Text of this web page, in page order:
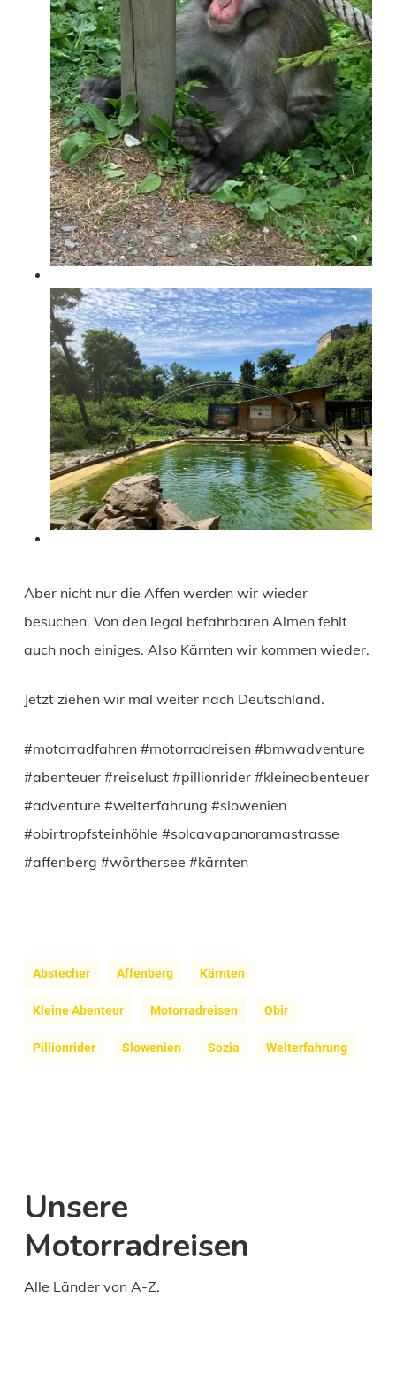
Aber nicht nur die Affen werden wir wieder
besuchen. Von den legal befahrbaren Almen fehlt
auch noch einiges. Also Kärnten wir kommen wieder.
Jetzt ziehen wir mal weiter nach Deutschland.
#motorradfahren #motorradreisen #bmwadventure
#abenteuer #reiselust #pillionrider #kleineabenteuer
#adventure #welterfahrung #slowenien
#obirtropfsteinhöhle #solcavapanoramastrasse
#affenberg #wörthersee #kärnten
Abstecher Affenberg Kärnten
Kleine Abenteur Motorradreisen Obir
Pillionrider Slowenien Sozia Welterfahrung
Unsere
Motorradreisen
Alle Länder von A-Z.